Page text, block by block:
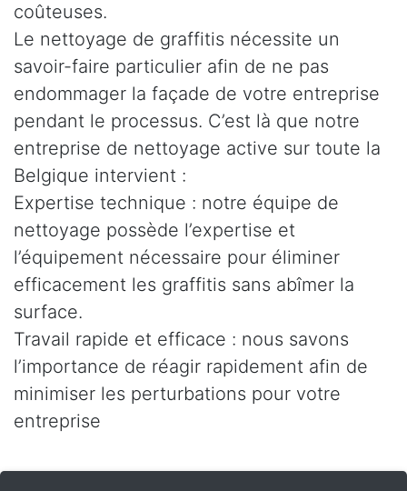
coûteuses.
Le nettoyage de graffitis nécessite un
savoir-faire particulier afin de ne pas
endommager la façade de votre entreprise
pendant le processus. C’est là que notre
entreprise de nettoyage active sur toute la
Belgique intervient :
Expertise technique : notre équipe de
nettoyage possède l’expertise et
l’équipement nécessaire pour éliminer
efficacement les graffitis sans abîmer la
surface.
Travail rapide et efficace : nous savons
l’importance de réagir rapidement afin de
minimiser les perturbations pour votre
entreprise